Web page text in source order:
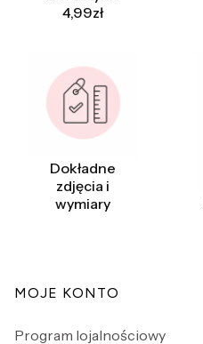
4,99zł
Dokładne
zdjęcia i
wymiary
Linki w stopce
MOJE KONTO
Program lojalnościowy